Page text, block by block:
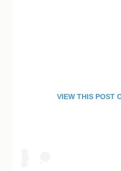
VIEW THIS POST